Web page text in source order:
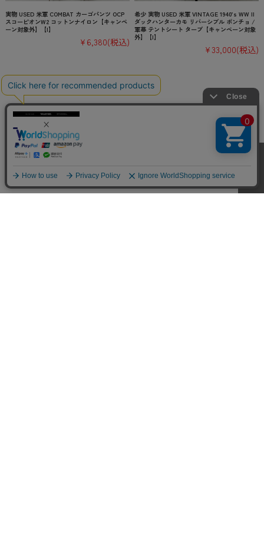
実物 USED 米軍 COMBAT カーゴパンツ OCP
スコーピオンW2 コットンナイロン【キャンペ
ーン対象外】【I】
¥6,380(税込)
希少 実物 USED 米軍 VINTAGE 1940’s WW II
ダックハンターカモ リバーシブル ポンチョ /
軍幕 テントシート タープ【キャンペーン対象
外】【I】
¥33,000(税込)